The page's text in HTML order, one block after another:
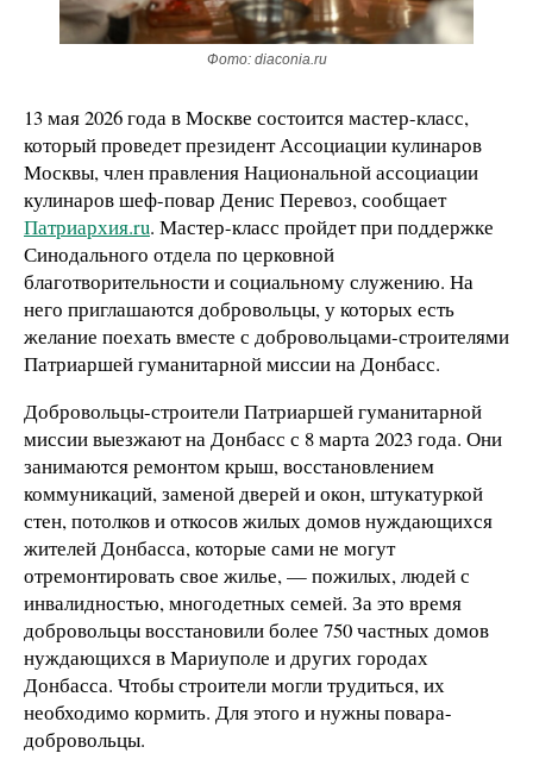
Фото: diaconia.ru
13 мая 2026 года в Москве состоится мастер-класс,
который проведет президент Ассоциации кулинаров
Москвы, член правления Национальной ассоциации
кулинаров шеф-повар Денис Перевоз, сообщает
Патриархия.ru. Мастер-класс пройдет при поддержке
Синодального отдела по церковной
благотворительности и социальному служению. На
него приглашаются добровольцы, у которых есть
желание поехать вместе с добровольцами-строителями
Патриаршей гуманитарной миссии на Донбасс.
Добровольцы-строители Патриаршей гуманитарной
миссии выезжают на Донбасс с 8 марта 2023 года. Они
занимаются ремонтом крыш, восстановлением
коммуникаций, заменой дверей и окон, штукатуркой
стен, потолков и откосов жилых домов нуждающихся
жителей Донбасса, которые сами не могут
отремонтировать свое жилье, — пожилых, людей с
инвалидностью, многодетных семей. За это время
добровольцы восстановили более 750 частных домов
нуждающихся в Мариуполе и других городах
Донбасса. Чтобы строители могли трудиться, их
необходимо кормить. Для этого и нужны повара-
добровольцы.